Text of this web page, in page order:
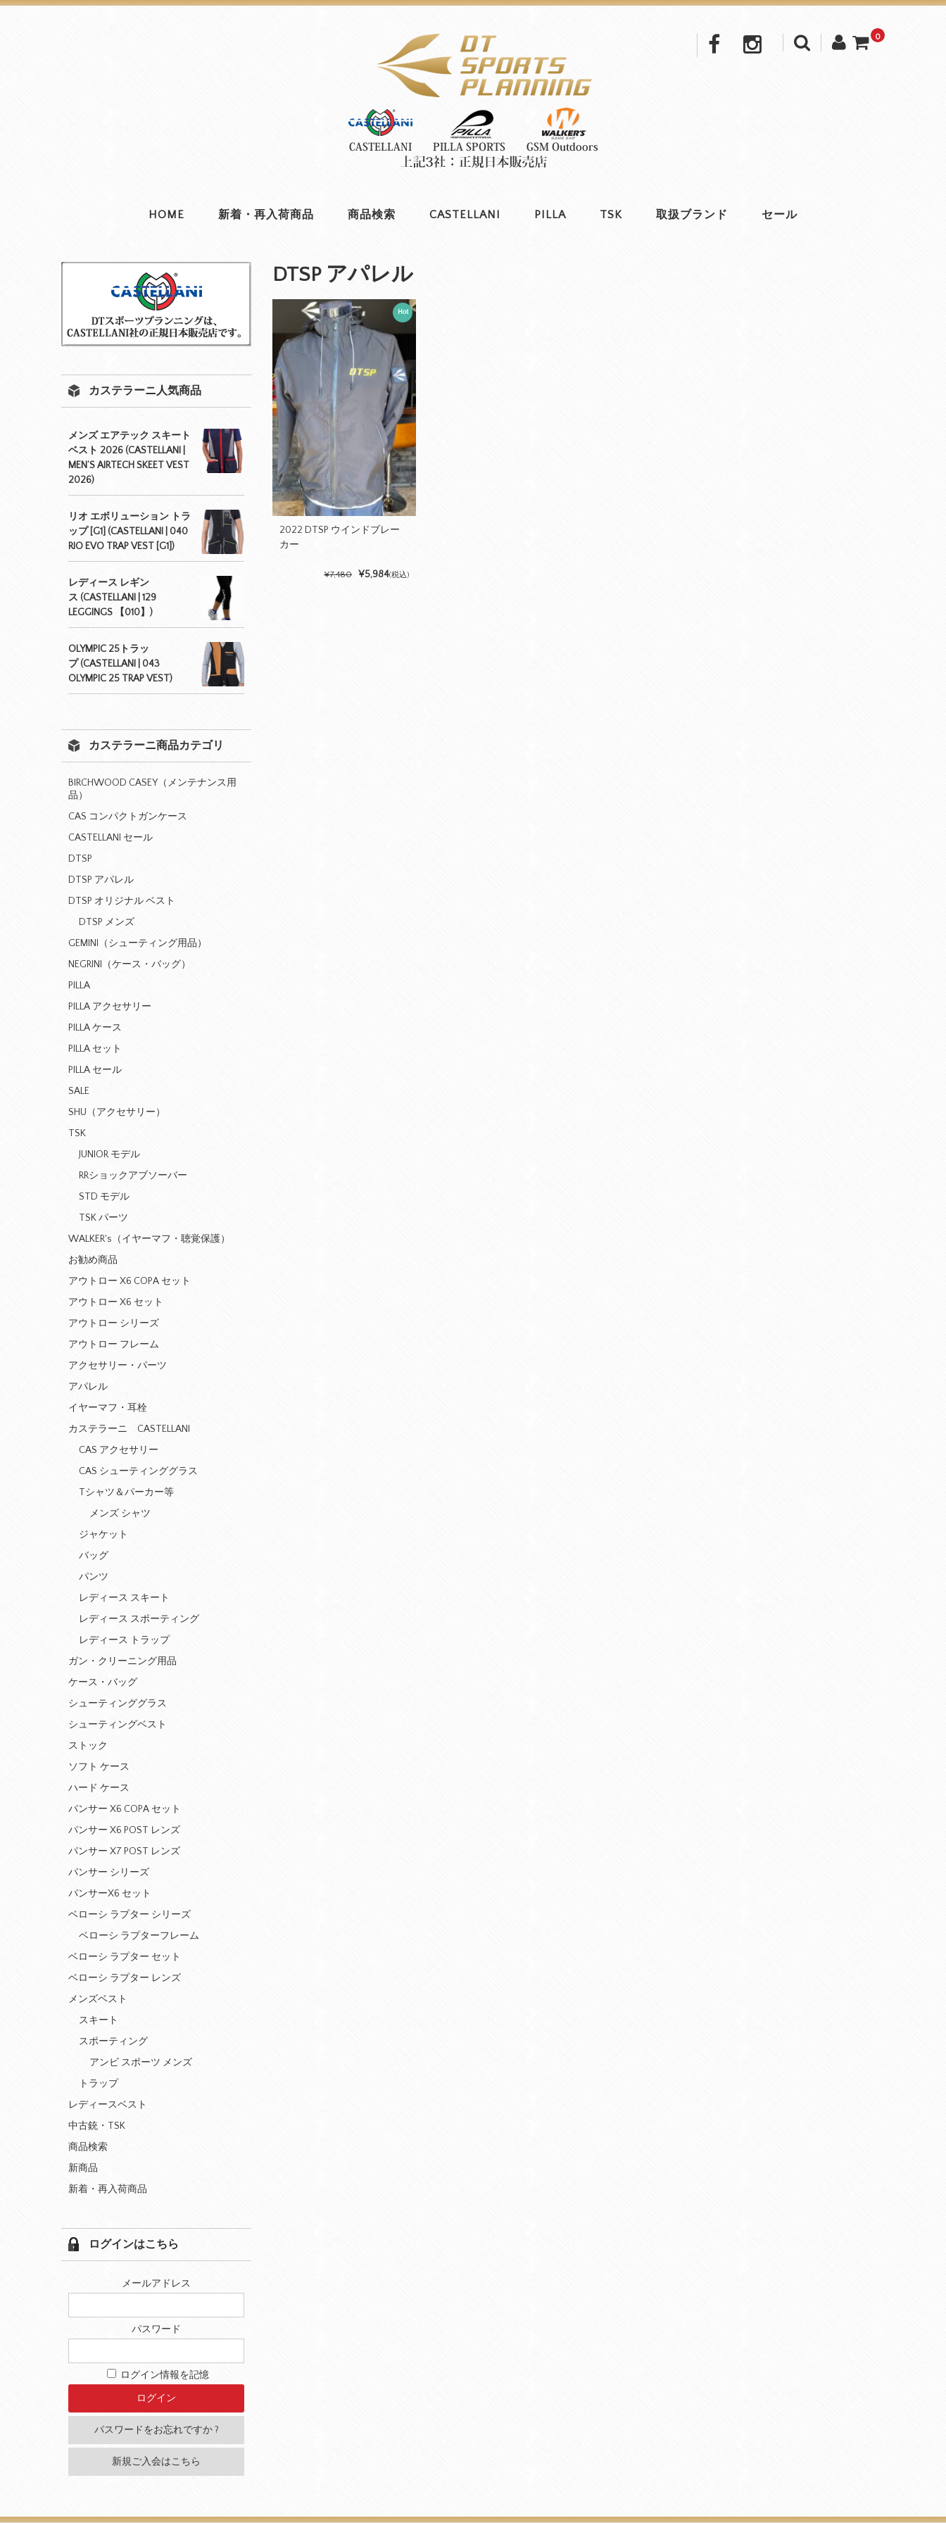
0
HOME 新着・再入荷商品 商品検索 CASTELLANI PILLA TSK 取扱ブランド セール
DTSP アパレル
Hot
2022 DTSP ウインドブレー
カー
¥7,480 ¥5,984(税込)
カステラーニ人気商品
メンズ エアテック スキート
ベスト 2026 (CASTELLANI |
MEN’S AIRTECH SKEET VEST
2026)
リオ エボリューション トラ
ップ [G1] (CASTELLANI | 040
RIO EVO TRAP VEST [G1])
レディース レギン
ス (CASTELLANI | 129
LEGGINGS 【010】)
OLYMPIC 25トラッ
プ (CASTELLANI | 043
OLYMPIC 25 TRAP VEST)
カステラーニ商品カテゴリ
BIRCHWOOD CASEY（メンテナンス用
品）
CAS コンパクトガンケース
CASTELLANI セール
DTSP
DTSP アパレル
DTSP オリジナル ベスト
DTSP メンズ
GEMINI（シューティング用品）
NEGRINI（ケース・バッグ）
PILLA
PILLA アクセサリー
PILLA ケース
PILLA セット
PILLA セール
SALE
SHU（アクセサリー）
TSK
JUNIOR モデル
RRショックアブソーバー
STD モデル
TSK パーツ
WALKER's（イヤーマフ・聴覚保護）
お勧め商品
アウトロー X6 COPA セット
アウトロー X6 セット
アウトロー シリーズ
アウトロー フレーム
アクセサリー・パーツ
アパレル
イヤーマフ・耳栓
カステラーニ CASTELLANI
CAS アクセサリー
CAS シューティンググラス
Tシャツ＆パーカー等
メンズ シャツ
ジャケット
バッグ
パンツ
レディース スキート
レディース スポーティング
レディース トラップ
ガン・クリーニング用品
ケース・バッグ
シューティンググラス
シューティングベスト
ストック
ソフト ケース
ハード ケース
パンサー X6 COPA セット
パンサー X6 POST レンズ
パンサー X7 POST レンズ
パンサー シリーズ
パンサーX6 セット
ベローシ ラプター シリーズ
ベローシ ラプターフレーム
ベローシ ラプター セット
ベローシ ラプター レンズ
メンズベスト
スキート
スポーティング
アンビ スポーツ メンズ
トラップ
レディースベスト
中古銃・TSK
商品検索
新商品
新着・再入荷商品
ログインはこちら
メールアドレス
パスワード
ログイン情報を記憶
パスワードをお忘れですか ?
新規ご入会はこちら